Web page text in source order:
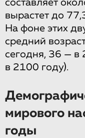
составляет
вырастет до
На фоне этих
средний
сегодня, 36 —
в 2100 году).
мирового
годы